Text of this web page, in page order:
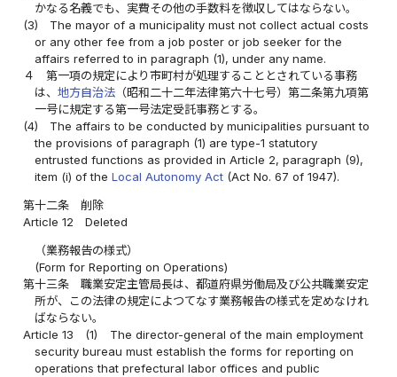
かなる名義でも、実費その他の手数料を徴収してはならない。
(3)
The mayor of a municipality must not collect actual costs
or any other fee from a job poster or job seeker for the
affairs referred to in paragraph (1), under any name.
４
第一項の規定により市町村が処理することとされている事務
は、地方自治法 （昭和二十二年法律第六十七号）第二条第九項第
一号に規定する第一号法定受託事務とする。
(4)
The affairs to be conducted by municipalities pursuant to
the provisions of paragraph (1) are type-1 statutory
entrusted functions as provided in Article 2, paragraph (9),
item (i) of theLocal Autonomy Act (Act No. 67 of 1947).
第十二条
削除
Article 12
Deleted
（業務報告の様式）
(Form for Reporting on Operations)
第十三条
職業安定主管局長は、都道府県労働局及び公共職業安定
所が、この法律の規定によつてなす業務報告の様式を定めなけれ
ばならない。
Article 13
(1)
The director-general of the main employment
security bureau must establish the forms for reporting on
operations that prefectural labor offices and public